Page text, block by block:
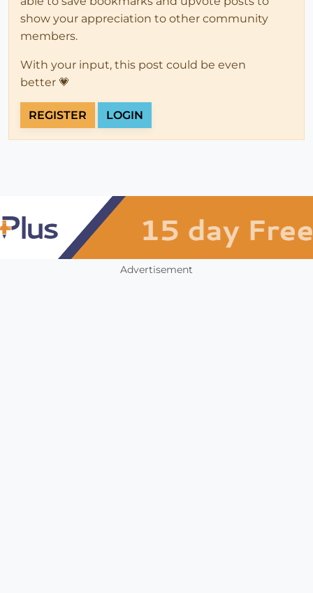
show your appreciation to other community
members.
With your input, this post could be even
better 💗
REGISTER LOGIN
Advertisement